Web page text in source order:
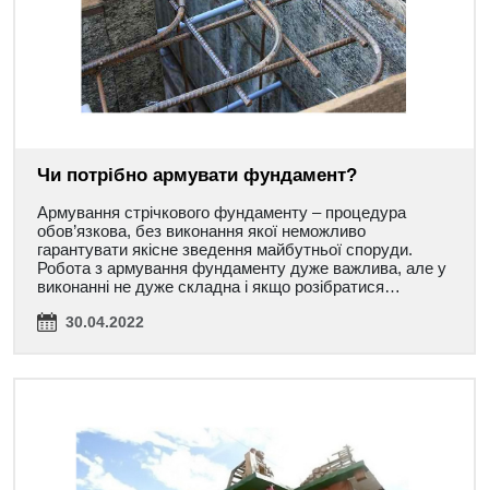
Чи потрібно армувати фундамент?
Армування стрічкового фундаменту – процедура
обов’язкова, без виконання якої неможливо
гарантувати якісне зведення майбутньої споруди.
Робота з армування фундаменту дуже важлива, але у
виконанні не дуже складна і якщо розібратися…
30.04.2022